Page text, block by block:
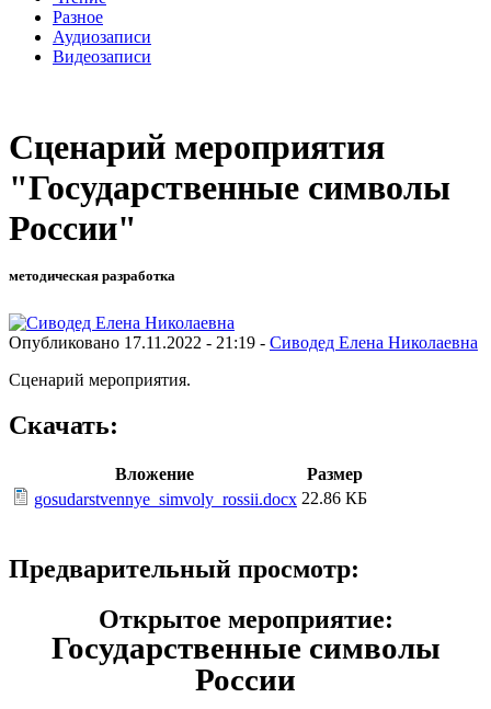
Разное
Аудиозаписи
Видеозаписи
Сценарий мероприятия
"Государственные символы
России"
методическая разработка
Опубликовано 17.11.2022 - 21:19 - Сиводед Елена Николаевна
Сценарий мероприятия.
Скачать:
Вложение
Размер
gosudarstvennye_simvoly_rossii.docx 22.86 КБ
Предварительный просмотр:
Открытое мероприятие:
Государственные символы
России